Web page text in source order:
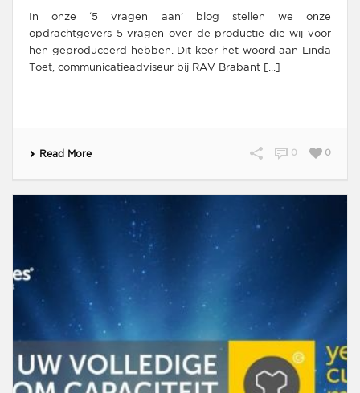
In onze ‘5 vragen aan’ blog stellen we onze
opdrachtgevers 5 vragen over de productie die wij voor
hen geproduceerd hebben. Dit keer het woord aan Linda
Toet, communicatieadviseur bij RAV Brabant [...]
Read More 0
0